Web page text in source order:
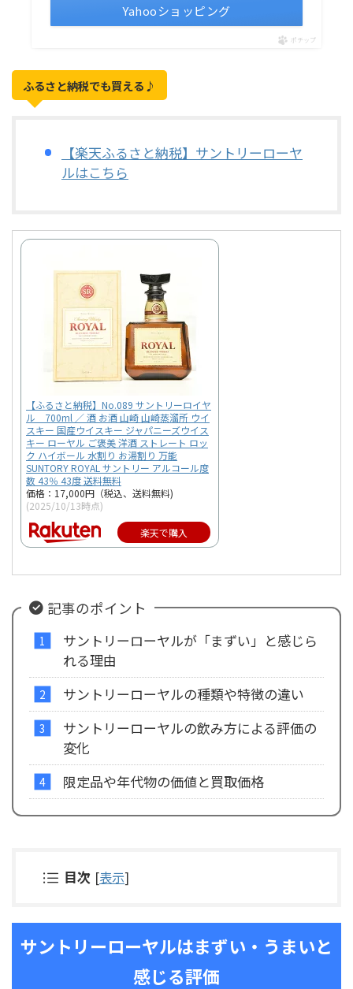
Yahooショッピング
ポチップ
ふるさと納税でも買える ♪
【楽天ふるさと納税】サントリーローヤ
ルはこちら
【ふるさと納税】No.089 サントリーロイヤ
ル 700ml ／ 酒 お酒 山崎 山崎蒸溜所 ウイ
スキー 国産ウイスキー ジャパニーズウイス
キー ローヤル ご褒美 洋酒 ストレート ロッ
ク ハイボール 水割り お湯割り 万能
SUNTORY ROYAL サントリー アルコール度
数 43％ 43度 送料無料
価格：17,000円（税込、送料無料)
(2025/10/13時点)
楽天で購入
記事のポイント
サントリーローヤルが「まずい」と感じら
れる理由
サントリーローヤルの種類や特徴の違い
サントリーローヤルの飲み方による評価の
変化
限定品や年代物の価値と買取価格
目次 [表示]
サントリーローヤルはまずい・うまいと
感じる評価